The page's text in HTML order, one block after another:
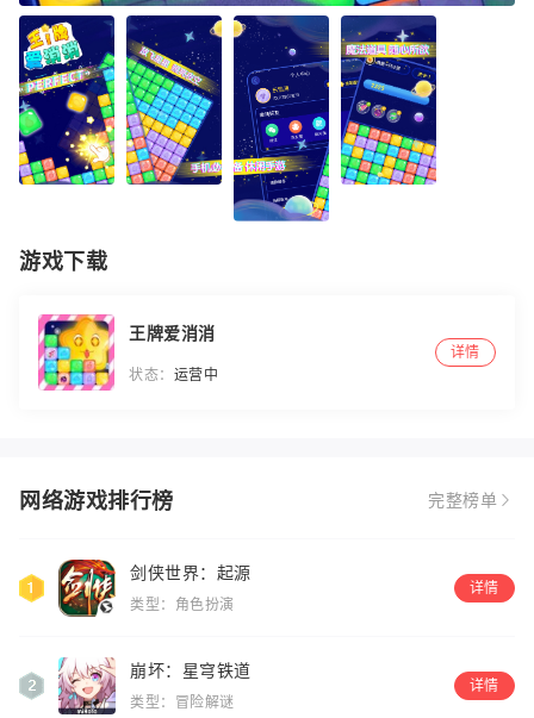
游戏下载
王牌爱消消
状态： 运营中
详情
网络游戏排行榜 完整榜单
剑侠世界：起源
类型：角色扮演
详情
崩坏：星穹铁道
类型：冒险解谜
详情